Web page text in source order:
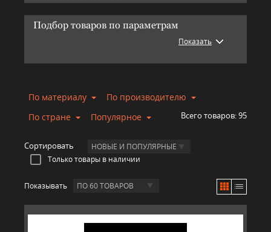
Подбор товаров по параметрам
Показать
По материалу
По производителю
По стране
Популярное Всего товаров:95
Сортировать НОВЫЕ И ПОПУЛЯРНЫЕ
Только товары в наличии
Показывать ПО 60 ТОВАРОВ